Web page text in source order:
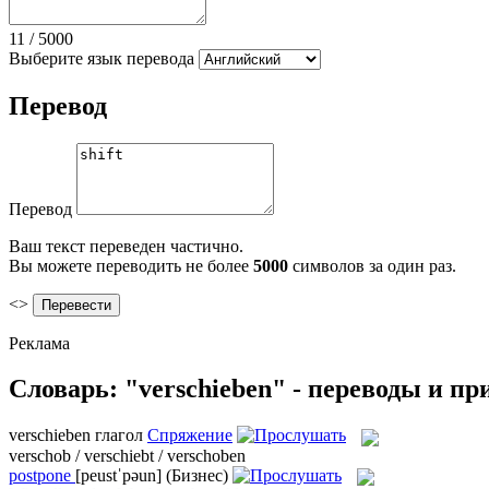
11 / 5000
Выберите язык перевода
Перевод
Перевод
Ваш текст переведен частично.
Вы можете переводить не более 5000 символов за один раз.
<>
Реклама
Словарь: "verschieben" - переводы и
verschieben глагол Спряжение
verschob / verschiebt / verschoben
postpone [peustˈpəun] (Бизнес)